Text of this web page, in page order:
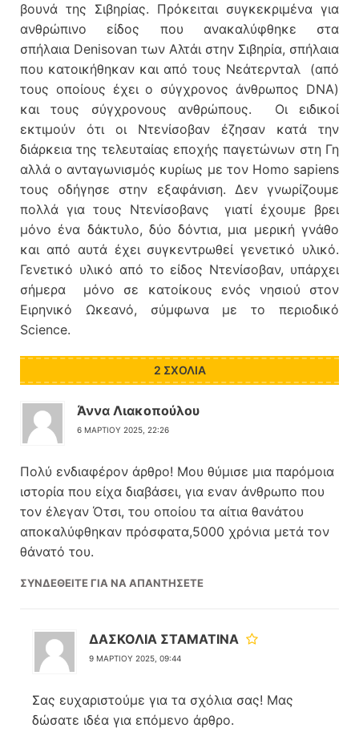
βουνά της Σιβηρίας. Πρόκειται συγκεκριμένα για
ανθρώπινο είδος που ανακαλύφθηκε στα
σπήλαια Denisovan των Αλτάι στην Σιβηρία, σπήλαια
που κατοικήθηκαν και από τους Νεάτερνταλ (από
τους οποίους έχει ο σύγχρονος άνθρωπος DNA)
και τους σύγχρονους ανθρώπους. Οι ειδικοί
εκτιμούν ότι οι Ντενίσοβαν έζησαν κατά την
διάρκεια της τελευταίας εποχής παγετώνων στη Γη
αλλά ο ανταγωνισμός κυρίως με τον Homo sapiens
τους οδήγησε στην εξαφάνιση. Δεν γνωρίζουμε
πολλά για τους Ντενίσοβανς γιατί έχουμε βρει
μόνο ένα δάκτυλο, δύο δόντια, μια μερική γνάθο
και από αυτά έχει συγκεντρωθεί γενετικό υλικό.
Γενετικό υλικό από τo είδος Ντενίσοβαν, υπάρχει
σήμερα μόνο σε κατοίκους ενός νησιού στον
Ειρηνικό Ωκεανό, σύμφωνα με το περιοδικό
Science.
2 ΣΧΌΛΙΑ
Άννα Λιακοπούλου
6 ΜΑΡΤΊΟΥ 2025, 22:26
Πολύ ενδιαφέρον άρθρο! Μου θύμισε μια παρόμοια
ιστορία που είχα διαβάσει, για εναν άνθρωπο που
τον έλεγαν Ότσι, του οποίου τα αίτια θανάτου
αποκαλύφθηκαν πρόσφατα,5000 χρόνια μετά τον
θάνατό του.
ΣΥΝΔΕΘΕΊΤΕ ΓΙΑ ΝΑ ΑΠΑΝΤΉΣΕΤΕ
ΔΑΣΚΟΛΙΑ ΣΤΑΜΑΤΙΝΑ
9 ΜΑΡΤΊΟΥ 2025, 09:44
Σας ευχαριστούμε για τα σχόλια σας! Μας
δώσατε ιδέα για επόμενο άρθρο.